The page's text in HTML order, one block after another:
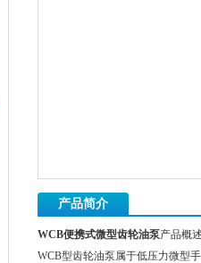
产品简介
WCB便携式微型齿轮油泵产品概
WCB型齿轮油泵属于低压力微型